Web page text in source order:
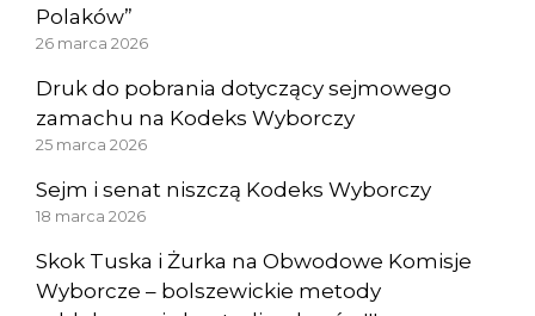
Polaków”
26 marca 2026
Druk do pobrania dotyczący sejmowego
zamachu na Kodeks Wyborczy
25 marca 2026
Sejm i senat niszczą Kodeks Wyborczy
18 marca 2026
Skok Tuska i Żurka na Obwodowe Komisje
Wyborcze – bolszewickie metody